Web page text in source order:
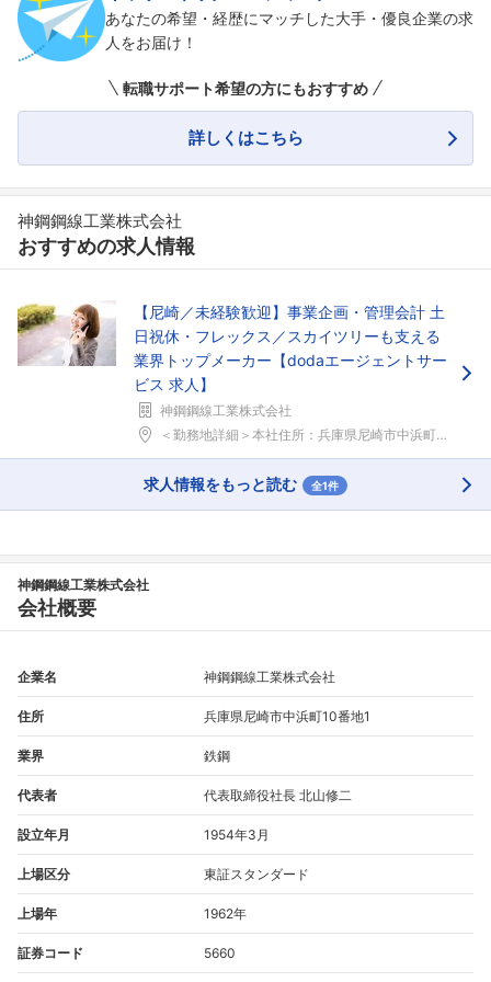
フォローしました
あなたの希望・経歴にマッチした大手・優良企業の求
人をお届け！
転職サポート希望の方にもおすすめ
詳しくはこちら
神鋼鋼線工業株式会社
おすすめの求人情報
【尼崎／未経験歓迎】事業企画・管理会計 土
日祝休・フレックス／スカイツリーも支える
業界トップメーカー【dodaエージェントサー
ビス 求人】
神鋼鋼線工業株式会社
＜勤務地詳細＞本社住所：兵庫県尼崎市中浜町10-1...
求人情報をもっと読む 全1件
神鋼鋼線工業株式会社
会社概要
企業名 神鋼鋼線工業株式会社
住所 兵庫県尼崎市中浜町10番地1
業界 鉄鋼
代表者 代表取締役社長 北山修二
設立年月 1954年3月
上場区分 東証スタンダード
上場年 1962年
証券コード 5660